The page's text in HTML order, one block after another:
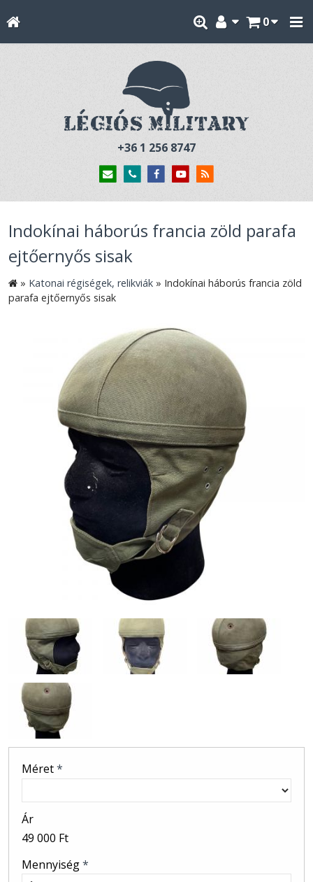
0
+36 1 256 8747
Indokínai háborús francia zöld parafa
ejtőernyős sisak
» Katonai régiségek, relikviák » Indokínai háborús francia zöld
parafa ejtőernyős sisak
Méret*
Ár
49 000 Ft
Mennyiség*